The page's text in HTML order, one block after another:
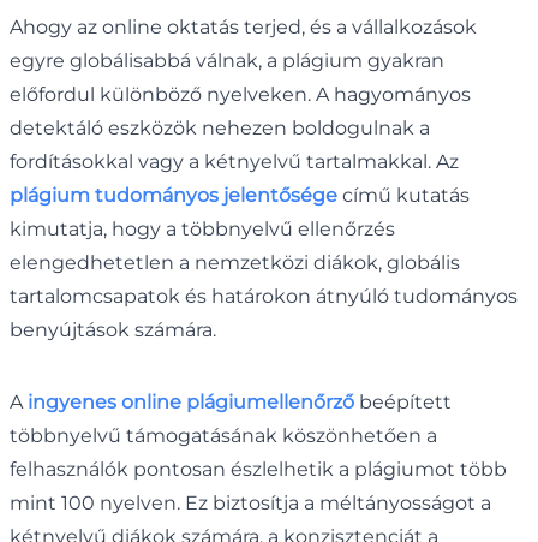
Ahogy az online oktatás terjed, és a vállalkozások
egyre globálisabbá válnak, a plágium gyakran
előfordul különböző nyelveken. A hagyományos
detektáló eszközök nehezen boldogulnak a
fordításokkal vagy a kétnyelvű tartalmakkal. Az
plágium tudományos jelentősége című kutatás
kimutatja, hogy a többnyelvű ellenőrzés
elengedhetetlen a nemzetközi diákok, globális
tartalomcsapatok és határokon átnyúló tudományos
benyújtások számára.
A ingyenes online plágiumellenőrző beépített
többnyelvű támogatásának köszönhetően a
felhasználók pontosan észlelhetik a plágiumot több
mint 100 nyelven. Ez biztosítja a méltányosságot a
kétnyelvű diákok számára, a konzisztenciát a